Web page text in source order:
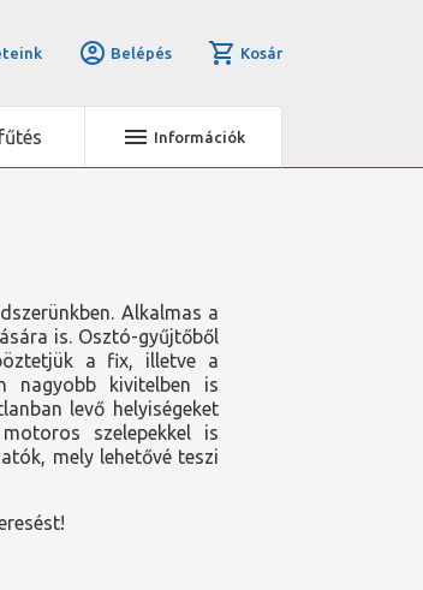
Belépés Kosár
Információk
Alkalmas a
is. Osztó-gyűjtőből
a fix, illetve a
nagyobb kivitelben is
levő helyiségeket
szelepekkel is
mely lehetővé teszi